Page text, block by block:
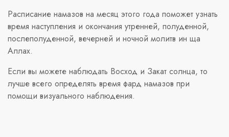
Расписание намазов на месяц этого года поможет узнать
время наступления и окончания утренней, полуденной,
послеполуденной, вечерней и ночной молитв ин ща
Аллах.
Если вы можете наблюдать Восход и Закат солнца, то
лучше всего определять время фард намазов при
помощи визуального наблюдения.